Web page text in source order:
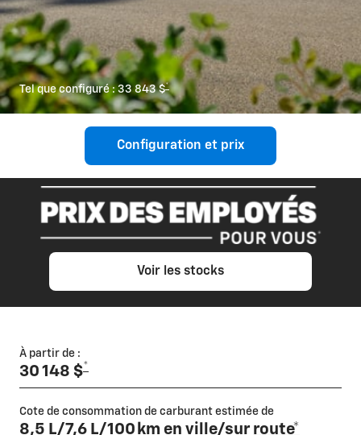
Tel que configuré :33 843 $*
Configuration et prix
Voir les stocks
À partir de :
30 148 $*
Cote de consommation de carburant estimée de
8,5 L/7,6 L/100 km en ville/sur route*